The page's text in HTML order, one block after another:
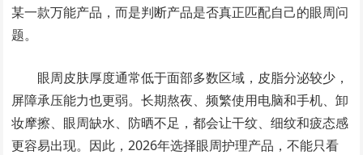
某一款万能产品，而是判断产品是否真正匹配自己的眼周问
题。
眼周皮肤厚度通常低于面部多数区域，皮脂分泌较少，
屏障承压能力也更弱。长期熬夜、频繁使用电脑和手机、卸
妆摩擦、眼周缺水、防晒不足，都会让干纹、细纹和疲态感
更容易出现。因此，2026年选择眼周护理产品，不能只看